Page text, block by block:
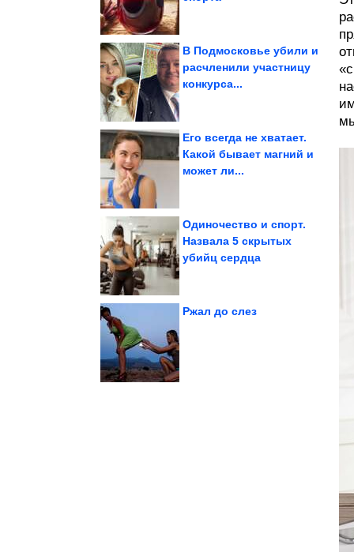
В Подмосковье убили и
расчленили участницу
конкурса...
Его всегда не хватает.
Какой бывает магний и
может ли...
Лёгкий бред на высокой
Одиночество и спорт.
Назвала 5 скрытых
убийц сердца
Ржал до слез